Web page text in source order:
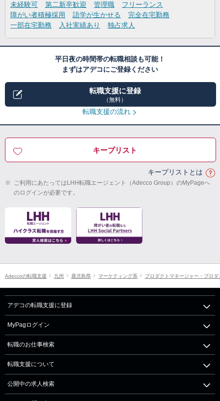
未経験可
第二新卒歓迎 管理職
フリーランス
障がい者積極採用
語学が生かせる
完全在宅勤務
一部在宅勤務
入社実績あり 独占求人
平日夜の時間帯の転職相談も可能！
まずはアデコにご登録ください
転職支援に登録
（無料）
転職支援の流れ
キープリスト
キープリストとは
※ ご利用にあたってはLHH転職エージェント（Adecco Group）のMyPageへ
のログインが必要です。
Adeccoの転職支援 九州 鹿児島県 マーケティング系 プロダクトマネージャー・プロダ
アデコの転職支援に登録
MyPagログイン
転職のお仕事検索
転職支援について
公開中の求人検索